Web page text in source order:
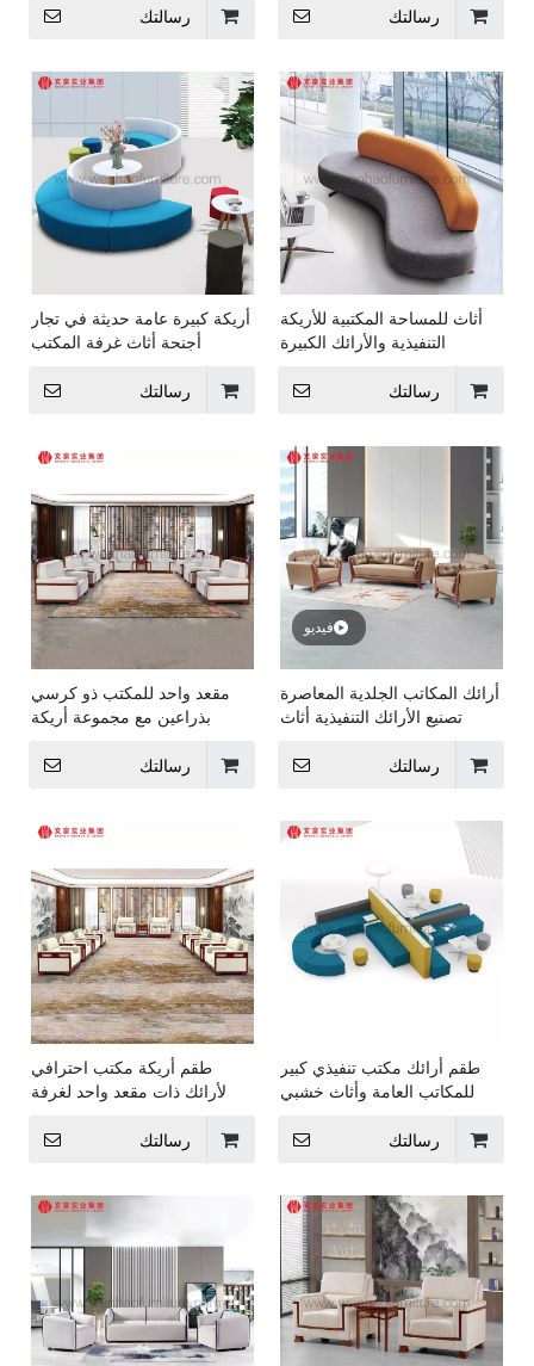
رسالتك رسالتك
أريكة كبيرة عامة حديثة في تجار
أجنحة أثاث غرفة المكتب
رسالتك
أثاث للمساحة المكتبية للأريكة
التنفيذية والأرائك الكبيرة
رسالتك
مقعد واحد للمكتب ذو كرسي
بذراعين مع مجموعة أريكة
رسالتك
فيديو
أرائك المكاتب الجلدية المعاصرة
تصنيع الأرائك التنفيذية أثاث
رسالتك
طقم أريكة مكتب احترافي
لأرائك ذات مقعد واحد لغرفة
المكتب الكبيرة مع أثاث مساند
للذراعين الخشبيةرسالتك
طقم أرائك مكتب تنفيذي كبير
للمكاتب العامة وأثاث خشبي
رسالتك